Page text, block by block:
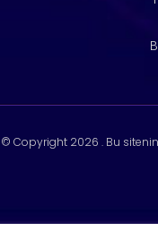
© Copyright 2026 . Bu